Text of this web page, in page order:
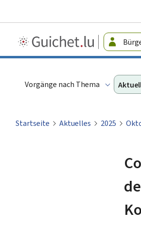
-
Vorgänge nach Thema
Startseite Aktuelles 2025